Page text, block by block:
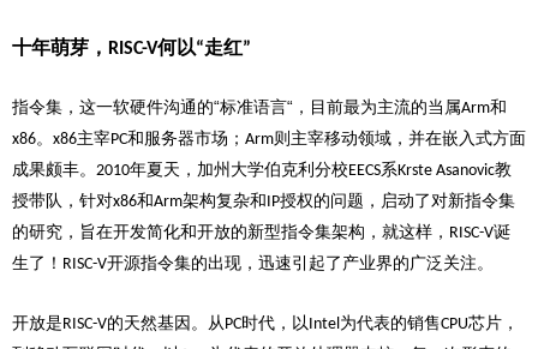
十年萌芽， RISC-V何以“走红”
指令集，这一软硬件沟通的“标准语言“，目前最为主流的当属Arm和
x86。 x86主宰PC和服务器市场； Arm则主宰移动领域，并在嵌入式方面
成果颇丰。 2010年夏天，加州大学伯克利分校EECS系Krste Asanovic教
授带队，针对x86和Arm架构复杂和IP授权的问题，启动了对新指令集
的研究，旨在开发简化和开放的新型指令集架构，就这样， RISC-V诞
生了！ RISC-V开源指令集的出现，迅速引起了产业界的广泛关注。
开放是RISC-V的天然基因。从PC时代，以Intel为代表的销售CPU芯片，